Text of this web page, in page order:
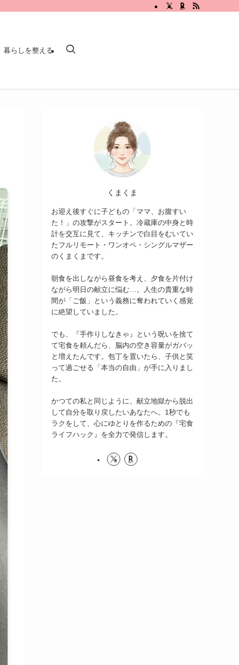
暮らしを整える
くまくま
お迎え後すぐに子どもの「ママ、お腹すい
た！」の攻撃がスタート。冷蔵庫の中身と時
計を交互に見て、キッチンで白目をむいてい
たフルリモート・ワンオペ・シングルマザー
のくまくまです。
朝食を出しながら昼食を考え、夕食を片付け
ながら明日の献立に悩む…。人生の貴重な時
間が「ご飯」という義務に奪われていく感覚
に絶望していました。
でも、『手作りしなきゃ』という呪いを捨て
て宅食を頼んだら、脳内の空き容量がガバッ
と増えたんです。包丁を置いたら、子供と笑
って過ごせる「本当の自由」が手に入りまし
た。
かつての私と同じように、献立地獄から脱出
して自分を取り戻したいあなたへ。1秒でも
ラクをして、心にゆとりを作るための『宅食
ライフハック』を全力で発信します。